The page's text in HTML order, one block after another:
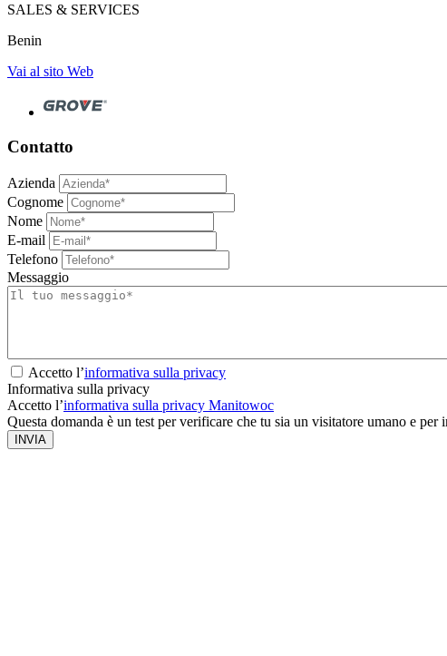
SALES & SERVICES
Benin
Vai al sito Web
Contatto
Azienda
Cognome
Nome
E-mail
Telefono
Messaggio
Accetto l’informativa sulla privacy
Informativa sulla privacy
Accetto l’informativa sulla privacy Manitowoc
Questa domanda è un test per verificare che tu sia un visitatore umano e